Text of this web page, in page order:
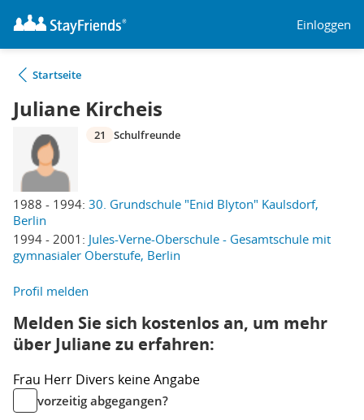
Einloggen
Startseite
Juliane Kircheis
1988 - 1994: 30. Grundschule "Enid Blyton" Kaulsdorf,
Berlin
1994 - 2001: Jules-Verne-Oberschule - Gesamtschule mit
gymnasialer Oberstufe, Berlin
21 Schulfreunde
Profil melden
Melden Sie sich kostenlos an, um mehr
über Juliane zu erfahren:
Frau Herr Divers keine Angabe
vorzeitig abgegangen?